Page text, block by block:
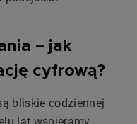
– jak
cyfrową?
bliskie codziennej
lat wspieramy